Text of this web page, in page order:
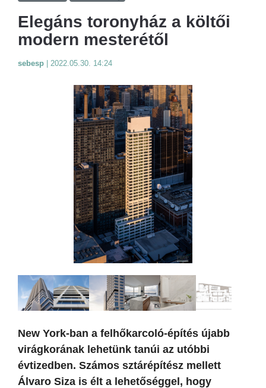
Elegáns toronyház a költői
modern mesterétől
sebesp 2022.05.30. 14:24
New York-ban a felhőkarcoló-építés újabb
virágkorának lehetünk tanúi az utóbbi
évtizedben. Számos sztárépítész mellett
Álvaro Siza is élt a lehetőséggel, hogy